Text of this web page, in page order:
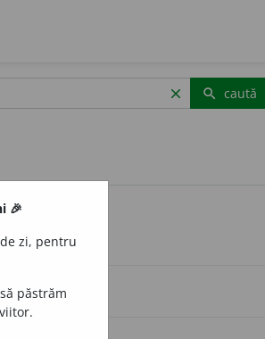
clear search caută
🎉
zi, pentru
păstrăm